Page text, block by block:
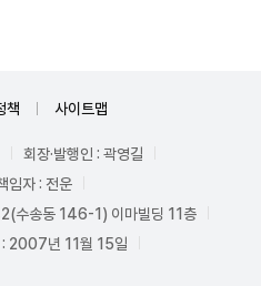
책 사이트맵
회장·발행인 : 곽영길
임자 : 전운
수송동 146-1) 이마빌딩 11층
: 2007년 11월 15일